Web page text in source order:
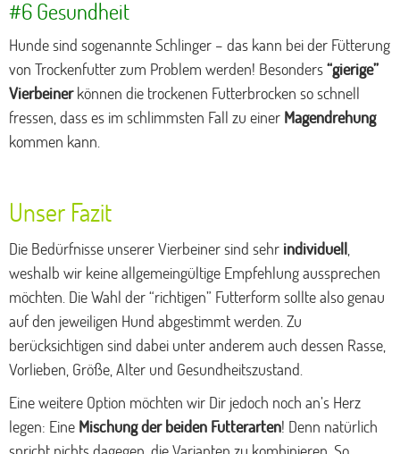
#6 Gesundheit
Hunde sind sogenannte Schlinger – das kann bei der Fütterung
von Trockenfutter zum Problem werden! Besonders“gierige”
Vierbeinerkönnen die trockenen Futterbrocken so schnell
fressen, dass es im schlimmsten Fall zu einer Magendrehung
kommen kann.
Unser Fazit
Die Bedürfnisse unserer Vierbeiner sind sehr individuell,
weshalb wir keine allgemeingültige Empfehlung aussprechen
möchten. Die Wahl der “richtigen” Futterform sollte also genau
auf den jeweiligen Hund abgestimmt werden. Zu
berücksichtigen sind dabei unter anderem auch dessen Rasse,
Vorlieben, Größe, Alter und Gesundheitszustand.
Eine weitere Option möchten wir Dir jedoch noch an’s Herz
legen: Eine Mischung der beiden Futterarten! Denn natürlich